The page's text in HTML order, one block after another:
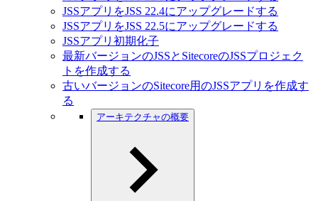
JSSアプリをJSS 22.4にアップグレードする
JSSアプリをJSS 22.5にアップグレードする
JSSアプリ初期化子
最新バージョンのJSSとSitecoreのJSSプロジェク
トを作成する
古いバージョンのSitecore用のJSSアプリを作成す
る
アーキテクチャの概要